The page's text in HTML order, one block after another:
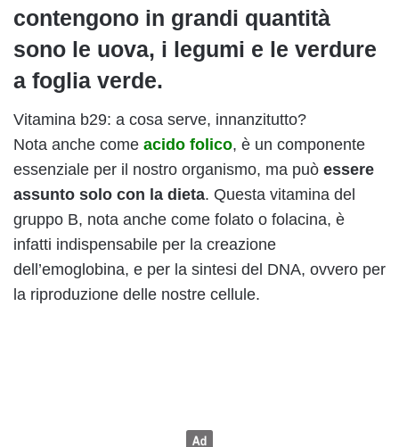
contengono in grandi quantità
sono le uova, i legumi e le verdure
a foglia verde.
Vitamina b29: a cosa serve, innanzitutto?
Nota anche come acido folico, è un componente
essenziale per il nostro organismo, ma può essere
assunto solo con la dieta. Questa vitamina del
gruppo B, nota anche come folato o folacina, è
infatti indispensabile per la creazione
dell’emoglobina, e per la sintesi del DNA, ovvero per
la riproduzione delle nostre cellule.